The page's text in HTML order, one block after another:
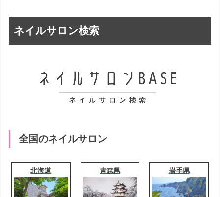
ネイルサロン検索
全国のネイルサロン
北海道 青森県 岩手県